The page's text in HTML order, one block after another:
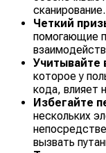
сканирование.
Четкий
помогающие
Учитывайте
которое у
кода, влияет
Избегайте
нескольких
вызвать